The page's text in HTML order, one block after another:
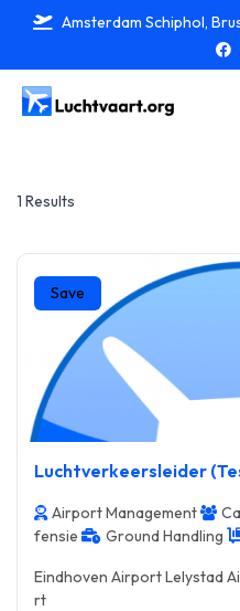
Amsterdam Schiphol,
1 Results
Save
Luchtverkeersleider
Airport Management
fensie
Ground Handling
keting
Support Service
Eindhoven Airport Lelystad
rt